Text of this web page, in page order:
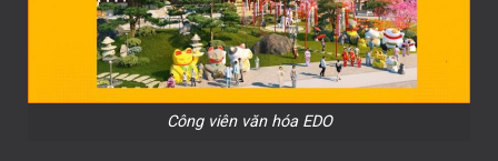
Công viên văn hóa EDO